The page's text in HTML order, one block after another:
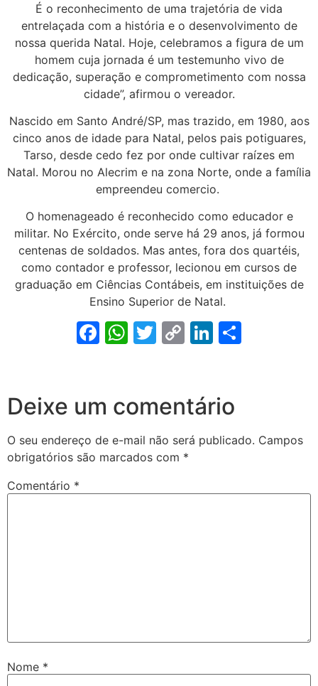
É o reconhecimento de uma trajetória de vida
entrelaçada com a história e o desenvolvimento de
nossa querida Natal. Hoje, celebramos a figura de um
homem cuja jornada é um testemunho vivo de
dedicação, superação e comprometimento com nossa
cidade”, afirmou o vereador.
Nascido em Santo André/SP, mas trazido, em 1980, aos
cinco anos de idade para Natal, pelos pais potiguares,
Tarso, desde cedo fez por onde cultivar raízes em
Natal. Morou no Alecrim e na zona Norte, onde a família
empreendeu comercio.
O homenageado é reconhecido como educador e
militar. No Exército, onde serve há 29 anos, já formou
centenas de soldados. Mas antes, fora dos quartéis,
como contador e professor, lecionou em cursos de
graduação em Ciências Contábeis, em instituições de
Ensino Superior de Natal.
Facebook
WhatsApp
Twitter
CopyLinkedIn
Deixe um comentário
O seu endereço de e-mail não será publicado. Campos
obrigatórios são marcados com *
Comentário *
Nome *